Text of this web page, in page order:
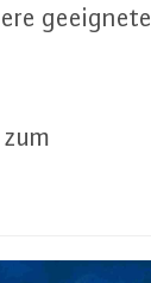
geeignete
zum